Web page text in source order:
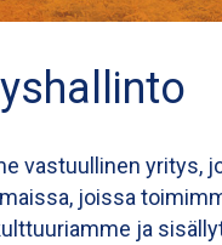
vastuullinen yritys,
joissa
ja